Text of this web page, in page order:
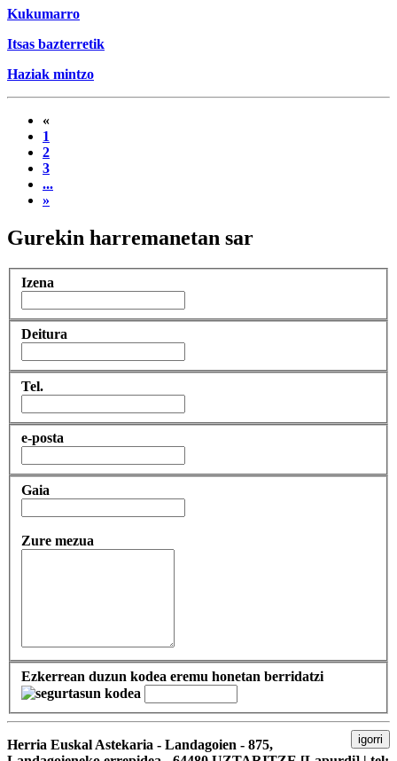
Kukumarro
Itsas bazterretik
Haziak mintzo
«
1
2
3
...
»
Gurekin harremanetan sar
Izena
Deitura
Tel.
e-posta
Gaia
Zure mezua
Ezkerrean duzun kodea eremu honetan berridatzi
igorri
Herria Euskal Astekaria - Landagoien - 875,